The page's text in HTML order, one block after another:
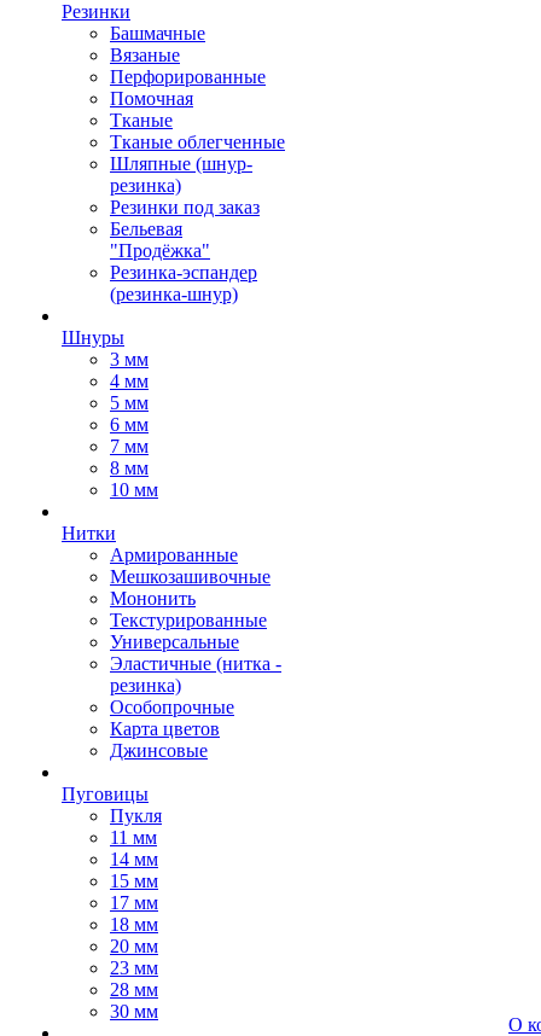
Резинки
Башмачные
Вязаные
Перфорированные
Помочная
Тканые
Тканые облегченные
Шляпные (шнур-
резинка)
Резинки под заказ
Бельевая
"Продёжка"
Резинка-эспандер
(резинка-шнур)
Шнуры
3 мм
4 мм
5 мм
6 мм
7 мм
8 мм
10 мм
Нитки
Армированные
Мешкозашивочные
Мононить
Текстурированные
Универсальные
Эластичные (нитка -
резинка)
Особопрочные
Карта цветов
Джинсовые
Пуговицы
Пукля
11 мм
14 мм
15 мм
17 мм
18 мм
20 мм
23 мм
28 мм
30 мм
О